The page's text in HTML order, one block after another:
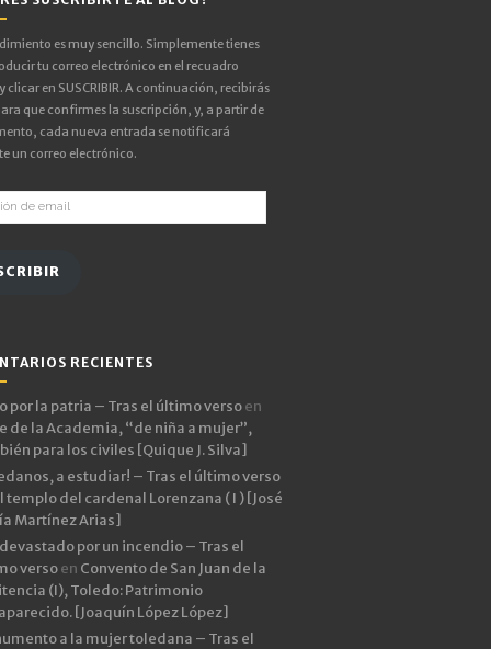
es muy sencillo. Simplemente tienes
tu correo electrónico en el recuadro
clicar en SUSCRIBIR. A continuación, recibirás
que confirmes la suscripción, y, a partir de
cada nueva entrada se notificará
un correo electrónico.
RECIENTES
por la patria – Tras el último versoen
de la Academia, “de niña a mujer”,
para los civiles [Quique J. Silva]
a estudiar! – Tras el último verso
templo del cardenal Lorenzana ( I ) [José
Martínez Arias]
por un incendio – Tras el
versoen Convento de San Juan de la
(I), Toledo: Patrimonio
[Joaquín López López]
a la mujer toledana – Tras el